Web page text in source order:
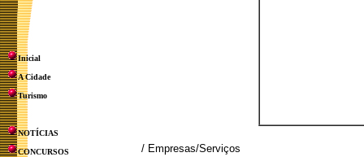
Inicial
A Cidade
Turismo
NOTÍCIAS
CONCURSOS / Empresas/Serviços